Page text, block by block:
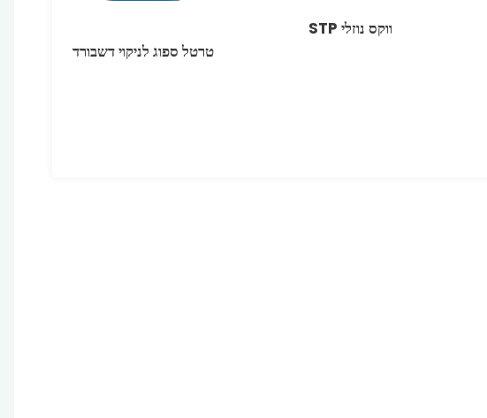
ווקס נוזלי STP
טרטל ספוג לניקוי דשבורד